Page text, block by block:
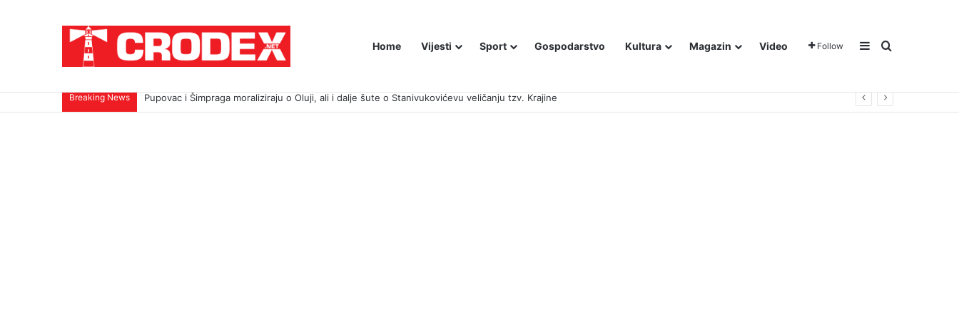
Home Vijesti Sport Gospodarstvo Kultura Magazin Video Follow Sidebar
Traži
Breaking News Pupovac i Šimpraga moraliziraju o Oluji, ali i dalje šute o Stanivukovićevu veličanju tzv. Krajine